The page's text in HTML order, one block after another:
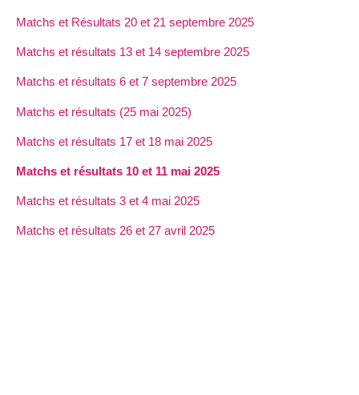
Matchs et Résultats 20 et 21 septembre 2025
Matchs et résultats 13 et 14 septembre 2025
Matchs et résultats 6 et 7 septembre 2025
Matchs et résultats (25 mai 2025)
Matchs et résultats 17 et 18 mai 2025
Matchs et résultats 10 et 11 mai 2025
Matchs et résultats 3 et 4 mai 2025
Matchs et résultats 26 et 27 avril 2025